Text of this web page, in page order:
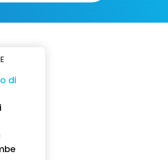
di